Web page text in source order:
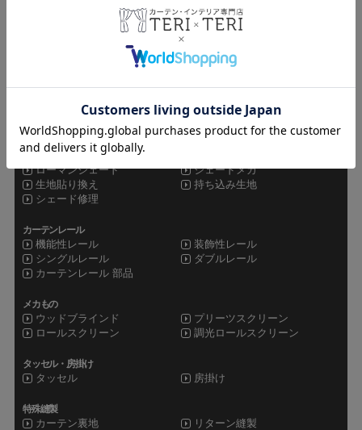
非ミラーレース
遮像レース
シャワーカーテン
オーダーカーテン
既製品カーテン
カフェカーテン
ローマンシェード
シェードメカ
生地貼り換え
持ち込み生地
シェード修理
カーテンレール
機能性レール
装飾性レール
シングルレール
ダブルレール
カーテンレール 部品
メカもの
ウッドブラインド
プリーツスクリーン
ロールスクリーン
調光ロールスクリーン
タッセル・房掛け
タッセル 房掛け
特殊縫製
カーテン裏地
リターン縫製